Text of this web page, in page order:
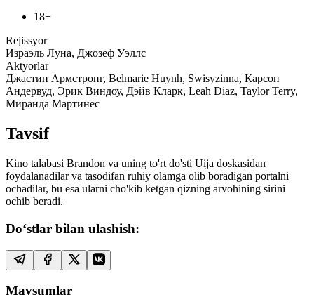
18+
Rejissyor
Израэль Луна, Джозеф Уэллс
Aktyorlar
Джастин Армстронг, Belmarie Huynh, Swisyzinna, Карсон
Андервуд, Эрик Виндоу, Дэйв Кларк, Leah Diaz, Taylor Terry,
Миранда Мартинес
Tavsif
Kino talabasi Brandon va uning to'rt do'sti Uija doskasidan
foydalanadilar va tasodifan ruhiy olamga olib boradigan portalni
ochadilar, bu esa ularni cho'kib ketgan qizning arvohining sirini
ochib beradi.
Do‘stlar bilan ulashish:
Mavsumlar